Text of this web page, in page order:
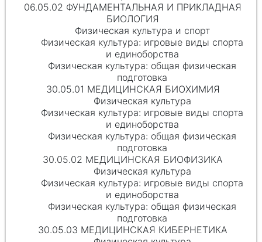
06.05.02 ФУНДАМЕНТАЛЬНАЯ И ПРИКЛАДНАЯ
БИОЛОГИЯ
Физическая культура и спорт
Физическая культура: игровые виды спорта
и единоборства
Физическая культура: общая физическая
подготовка
30.05.01 МЕДИЦИНСКАЯ БИОХИМИЯ
Физическая культура
Физическая культура: игровые виды спорта
и единоборства
Физическая культура: общая физическая
подготовка
30.05.02 МЕДИЦИНСКАЯ БИОФИЗИКА
Физическая культура
Физическая культура: игровые виды спорта
и единоборства
Физическая культура: общая физическая
подготовка
30.05.03 МЕДИЦИНСКАЯ КИБЕРНЕТИКА